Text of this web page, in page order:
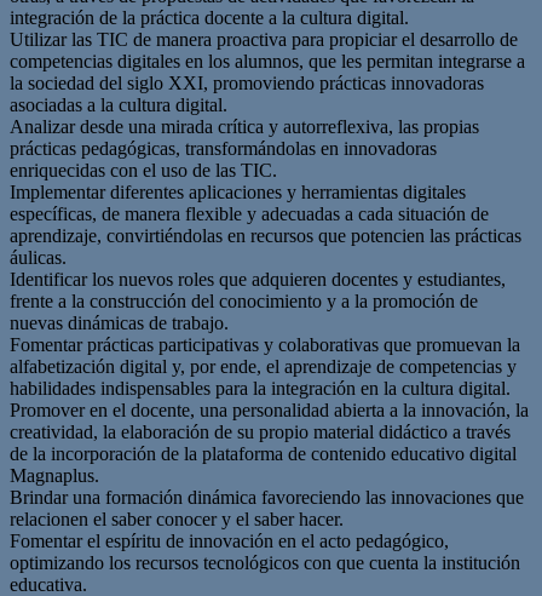
integración de la práctica docente a la cultura digital.
Utilizar las TIC de manera proactiva para propiciar el desarrollo de
competencias digitales en los alumnos, que les permitan integrarse a
la sociedad del siglo XXI, promoviendo prácticas innovadoras
asociadas a la cultura digital.
Analizar desde una mirada crítica y autorreflexiva, las propias
prácticas pedagógicas, transformándolas en innovadoras
enriquecidas con el uso de las TIC.
Implementar diferentes aplicaciones y herramientas digitales
específicas, de manera flexible y adecuadas a cada situación de
aprendizaje, convirtiéndolas en recursos que potencien las prácticas
áulicas.
Identificar los nuevos roles que adquieren docentes y estudiantes,
frente a la construcción del conocimiento y a la promoción de
nuevas dinámicas de trabajo.
Fomentar prácticas participativas y colaborativas que promuevan la
alfabetización digital y, por ende, el aprendizaje de competencias y
habilidades indispensables para la integración en la cultura digital.
Promover en el docente, una personalidad abierta a la innovación, la
creatividad, la elaboración de su propio material didáctico a través
de la incorporación de la plataforma de contenido educativo digital
Magnaplus.
Brindar una formación dinámica favoreciendo las innovaciones que
relacionen el saber conocer y el saber hacer.
Fomentar el espíritu de innovación en el acto pedagógico,
optimizando los recursos tecnológicos con que cuenta la institución
educativa.